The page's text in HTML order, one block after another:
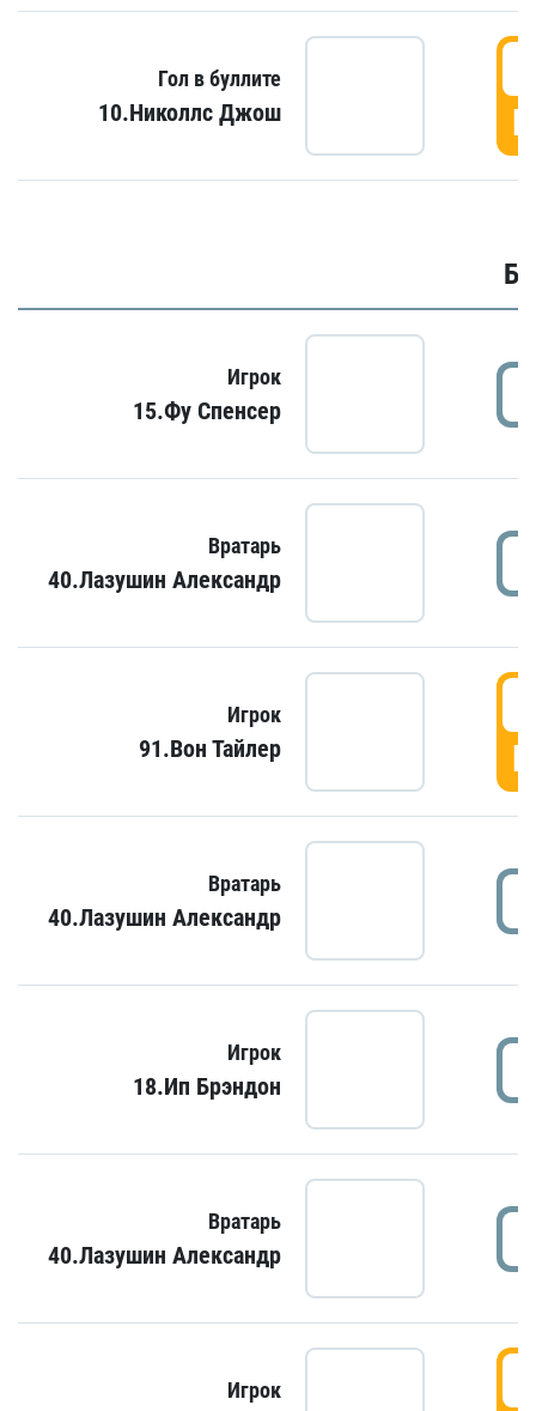
Гол в буллите
10.Николлс Джош
Игрок
15.Фу Спенсер
Вратарь
40.Лазушин Александр
Игрок
91.Вон Тайлер
Вратарь
40.Лазушин Александр
Игрок
18.Ип Брэндон
Вратарь
40.Лазушин Александр
Игрок